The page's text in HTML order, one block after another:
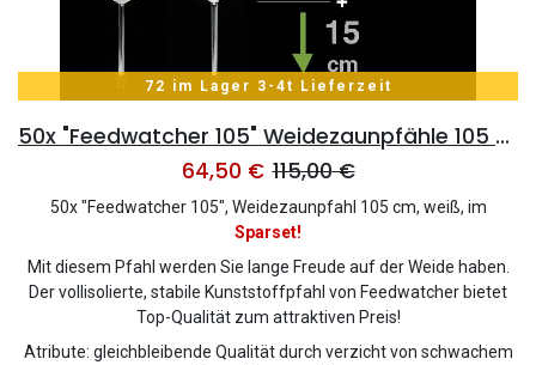
72 im Lager 3-4t Lieferzeit
50x "Feedwatcher 105" Weidezaunpfähle 105 cm, 8 Ösen, weiß
64,50 € 115,00€
50x "Feedwatcher 105", Weidezaunpfahl 105 cm, weiß, im
Sparset!
Mit diesem Pfahl werden Sie lange Freude auf der Weide haben.
Der vollisolierte, stabile Kunststoffpfahl von Feedwatcher bietet
Top-Qualität zum attraktiven Preis!
Atribute: gleichbleibende Qualität durch verzicht von schwachem